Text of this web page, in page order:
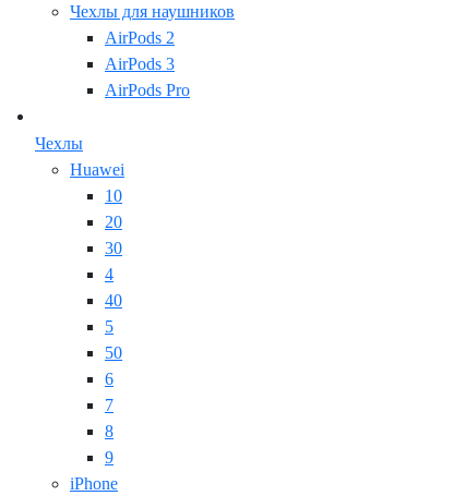
Чехлы для наушников
AirPods 2
AirPods 3
AirPods Pro
Чехлы
Huawei
10
20
30
4
40
5
50
6
7
8
9
iPhone